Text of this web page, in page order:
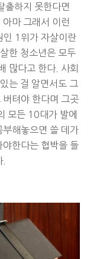
출하지 못한다면
마 그래서 이런
인 1위가 자살이란
한 청소년은 모두
많다고 한다. 사회
는 걸 알면서도 그
텨야 한다며 그곳
모든 10대가 발에
해놓으면 쓸 데가
한다는 협박을 들